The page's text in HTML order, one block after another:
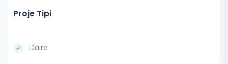
Proje Tipi
Daire